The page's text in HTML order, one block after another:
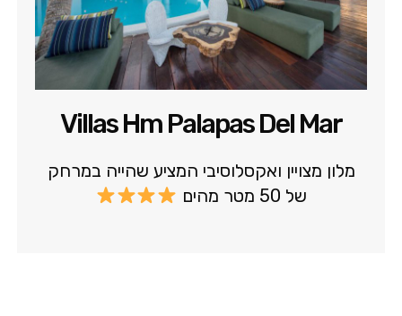
Villas Hm Palapas Del Mar
מלון מצויין ואקסלוסיבי המציע שהייה במרחק
של 50 מטר מהים